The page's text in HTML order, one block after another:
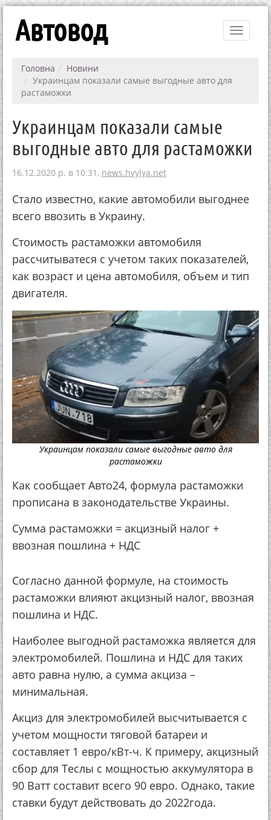
Toggle
Автовод
Головна
Новини
Украинцам показали самые выгодные авто для
растаможки
Украинцам показали самые
выгодные авто для растаможки
16.12.2020 р. в 10:31, news.hvylya.net
Стало известно, какие автомобили выгоднее
всего ввозить в Украину.
Стоимость растаможки автомобиля
рассчитыватеся с учетом таких показателей,
как возраст и цена автомобиля, объем и тип
двигателя.
Украинцам показали самые выгодные авто для
растаможки
Как сообщает Авто24, формула растаможки
прописана в законодательстве Украины.
Сумма растаможки = акцизный налог +
ввозная пошлина + НДС
Согласно данной формуле, на стоимость
растаможки влияют акцизный налог, ввозная
пошлина и НДС.
Наиболее выгодной растаможка является для
электромобилей. Пошлина и НДС для таких
авто равна нулю, а сумма акциза –
минимальная.
Акциз для электромобилей высчитывается с
учетом мощности тяговой батареи и
составляет 1 евро/кВт-ч. К примеру, акцизный
сбор для Теслы с мощностью аккумулятора в
90 Ватт составит всего 90 евро. Однако, такие
ставки будут действовать до 2022года.